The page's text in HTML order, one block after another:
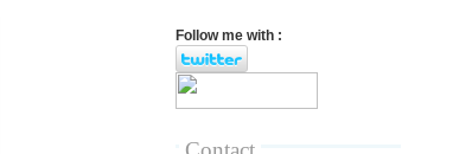
Follow me with :